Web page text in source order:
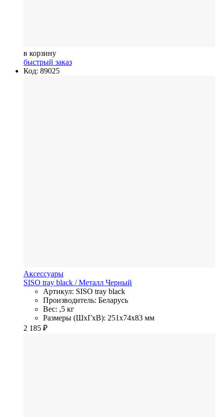
в корзину
быстрый заказ
Код: 89025
Аксессуары
SISO tray black / Металл Черный
Артикул: SISO tray black
Производитель: Беларусь
Вес: ,5 кг
Размеры (ШхГхВ): 251x74x83 мм
2 185 ₽